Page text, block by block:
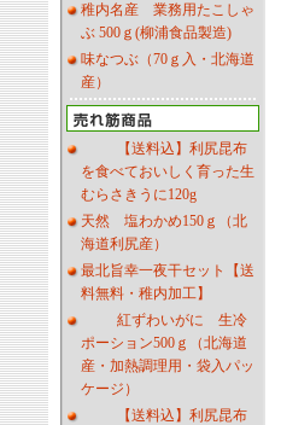
稚内名産 業務用たこしゃ
ぶ 500ｇ(柳浦食品製造)
味なつぶ（70ｇ入・北海道
産）
【送料込】利尻昆布
を食べておいしく育った生
むらさきうに120g
天然 塩わかめ150ｇ（北
海道利尻産）
最北旨幸一夜干セット【送
料無料・稚内加工】
紅ずわいがに 生冷
ポーション500ｇ（北海道
産・加熱調理用・袋入パッ
ケージ）
【送料込】利尻昆布